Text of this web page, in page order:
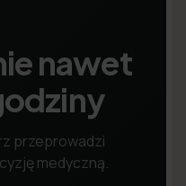
nawet
przeprowadzi
medyczną.